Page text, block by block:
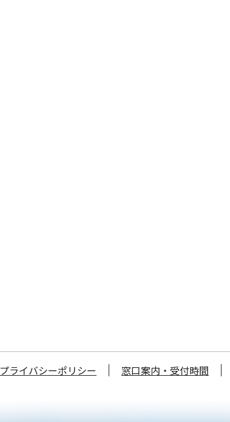
プライバシーポリシー 窓口案内・受付時間